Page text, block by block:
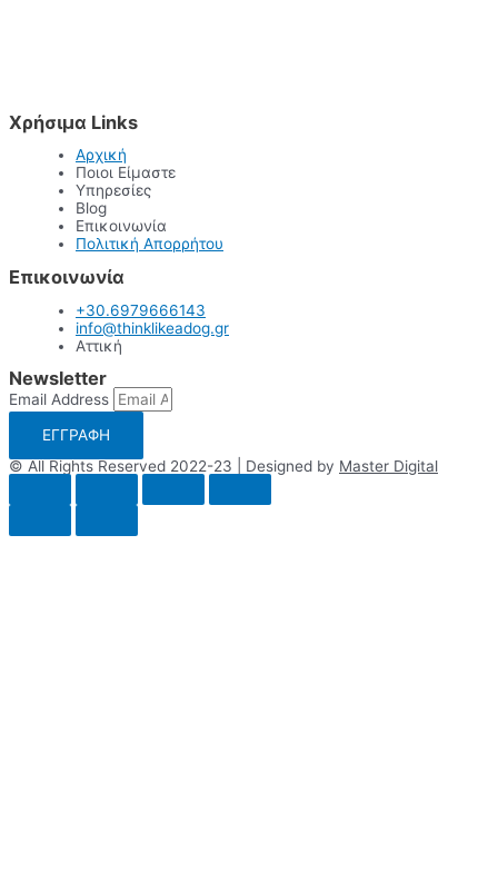
Χρήσιμα Links
Αρχική
Ποιοι Είμαστε
Υπηρεσίες
Blog
Επικοινωνία
Πολιτική Απορρήτου
Επικοινωνία
+30.6979666143
info@thinklikeadog.gr
Αττική
Newsletter
Email Address
ΕΓΓΡΑΦΗ
© All Rights Reserved 2022-23 | Designed by Master Digital